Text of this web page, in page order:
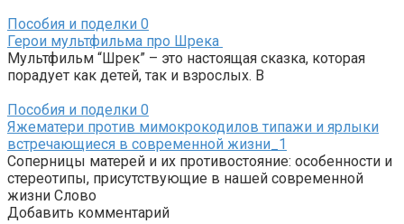
Пособия и поделки 0
Герои мультфильма про Шрека
Мультфильм “Шрек” – это настоящая сказка, которая
порадует как детей, так и взрослых. В
Пособия и поделки 0
Яжематери против мимокрокодилов типажи и ярлыки
встречающиеся в современной жизни_1
Соперницы матерей и их противостояние: особенности и
стереотипы, присутствующие в нашей современной
жизни Слово
Добавить комментарий